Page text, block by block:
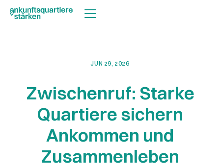
JUN 29, 2026
Zwischenruf: Starke
Quartiere sichern
Ankommen und
Zusammenleben